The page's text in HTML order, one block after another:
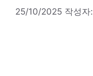
25/10/2025 작성자: